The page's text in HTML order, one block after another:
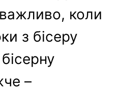
коли
з бісеру
–